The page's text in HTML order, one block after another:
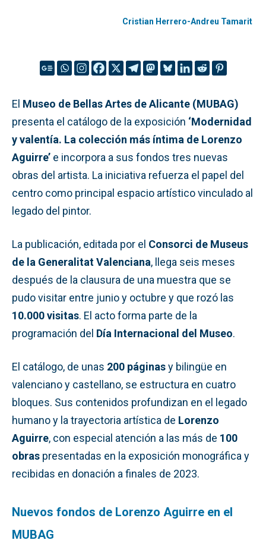
Cristian Herrero-Andreu Tamarit
El Museo de Bellas Artes de Alicante (MUBAG)
presenta el catálogo de la exposición ‘Modernidad
y valentía. La colección más íntima de Lorenzo
Aguirre’ e incorpora a sus fondos tres nuevas
obras del artista. La iniciativa refuerza el papel del
centro como principal espacio artístico vinculado al
legado del pintor.
La publicación, editada por el Consorci de Museus
de la Generalitat Valenciana, llega seis meses
después de la clausura de una muestra que se
pudo visitar entre junio y octubre y que rozó las
10.000 visitas. El acto forma parte de la
programación del Día Internacional del Museo.
El catálogo, de unas 200 páginasy bilingüe en
valenciano y castellano, se estructura en cuatro
bloques. Sus contenidos profundizan en el legado
humano y la trayectoria artística de Lorenzo
Aguirre, con especial atención a las más de 100
obras presentadas en la exposición monográfica y
recibidas en donación a finales de 2023.
Nuevos fondos de Lorenzo Aguirre en el
MUBAG